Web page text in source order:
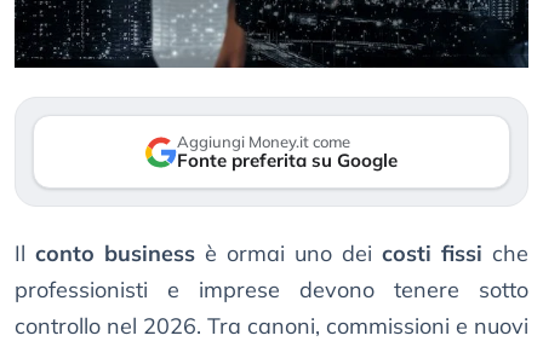
Aggiungi Money.it come
Fonte preferita su Google
Il conto business è ormai uno dei costi fissi che
professionisti e imprese devono tenere sotto
controllo nel 2026. Tra canoni, commissioni e nuovi